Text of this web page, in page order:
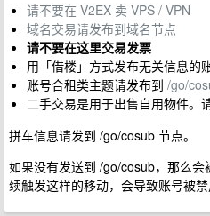
请不要在 V2EX 卖 VPS / VPN
域名交易请发布到域名节点
请不要在这里交易发票
用「借楼」方式发布无关信息的
账号合租类主题请发布到 /go/
二手交易是用于出售自用物件。
拼车信息请发到 /go/cosub 节点。
如果没有发送到 /go/cosub，那么
续触发这样的移动，会导致账号被禁